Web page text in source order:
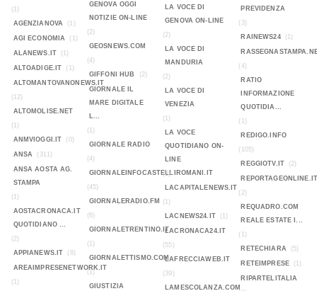
(1)
AGENZIANOVA
(1)
AGI ECONOMIA (1)
ALANEWS.IT (1)
ALTOADIGE.IT (1)
ALTOMANTOVANONEWS.IT
(12)
ALTOMOLISE.NET
(1)
ANMVIOGGI.IT
(0)
ANSA (311)
ANSA AOSTA AG.
STAMPA
(1)
AOSTACRONACA.IT
QUOTIDIANO ...
(2)
APPIANEWS.IT
(8)
AREAIMPRESENETWORK.IT
(1)
GENOVA OGGI
NOTIZIE ON-LINE
(2)
GEOSNEWS.COM
(4)
GIFFONI HUB
(2)
GIORNALE IL
MARE DIGITALE
L...
(1)
GIORNALE RADIO
(4)
GIORNALEINFOCASTELLIROMANI.IT
(45)
GIORNALERADIO.FM
(6)
GIORNALETRENTINO.IT
(1)
GIORNALETTISMO.COM
(1)
GIUSTIZIA
LA VOCE DI
GENOVA ON-LINE
(2)
LA VOCE DI
MANDURIA
(2)
LA VOCE DI
VENEZIA
(1)
LA VOCE
QUOTIDIANO ON-
LINE
(2)
LACAPITALENEWS.IT
(1)
LACNEWS24.IT
(1)
LACRONACA24.IT
(55)
LAFRECCIAWEB.IT
(39)
LAMESCOLANZA.COM
PREVIDENZA
(3)
RAINEWS24
(1)
(4)
RATIO
INFORMAZIONE
QUOTIDIA...
(1)
REDIGO.INFO
(105)
REGGIOTV.IT
(2)
REPORTAGEONLINE.IT
(2)
REQUADRO.COM
REALE ESTATE I...
(1)
RETECHIARA
(5)
RETEIMPRESE (1)
RIPARTELITALIA